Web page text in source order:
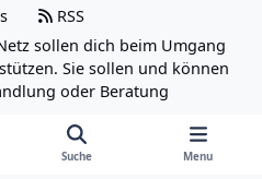
b
o
o
a
g
u
b
RSS
sollen dich beim Umgang
Sie sollen und können
oder Beratung
Community
Suche Menu